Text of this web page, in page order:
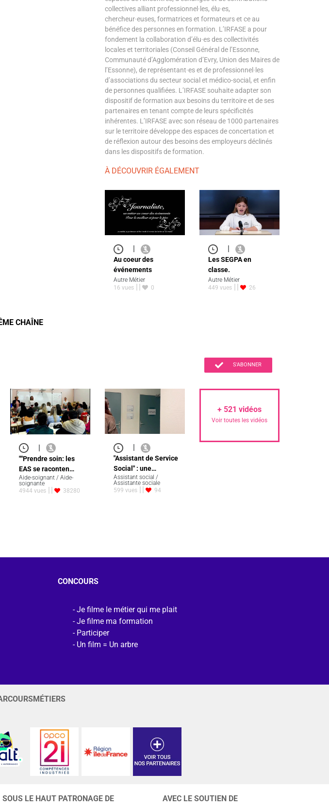
collectives alliant professionnel·les, élu·es,
chercheur·euses, formatrices et formateurs et ce au
bénéfice des personnes en formation. L’IRFASE a pour
fondement la collaboration d’élu·es des collectivités
locales et territoriales (Conseil Général de l’Essonne,
Communauté d’Agglomération d’Evry, Union des Maires de
l’Essonne), de représentant·es et de professionnel·les
d’associations du secteur social et médico-social, et enfin
de personnes qualifiées. L’IRFASE souhaite adapter son
dispositif de formation aux besoins du territoire et de ses
partenaires en tenant compte de leurs spécificités
inhérentes. L’IRFASE avec son réseau de 1000 partenaires
sur le territoire développe des espaces de concertation et
de réflexion autour des besoins des employeurs déclinés
dans les dispositifs de formation.
À DÉCOUVRIR ÉGALEMENT
|
Au coeur des
événements
Autre Métier
16 vues
0
|
Les SEGPA en
classe.
Autre Métier
449 vues
26
CHAÎNE
S'ABONNER
|
""Prendre soin: les
EAS se raconten…
Aide-soignant / Aide-
soignante
4944 vues
38280
|
"Assistant de Service
Social" : une…
Assistant social /
Assistante sociale
599 vues
94
+ 521 vidéos
Voir toutes les vidéos
CONCOURS
Je filme le métier qui me plait
Je filme ma formation
Participer
Un film = Un arbre
SOUS LE HAUT PATRONAGE DE AVEC LE SOUTIEN DE